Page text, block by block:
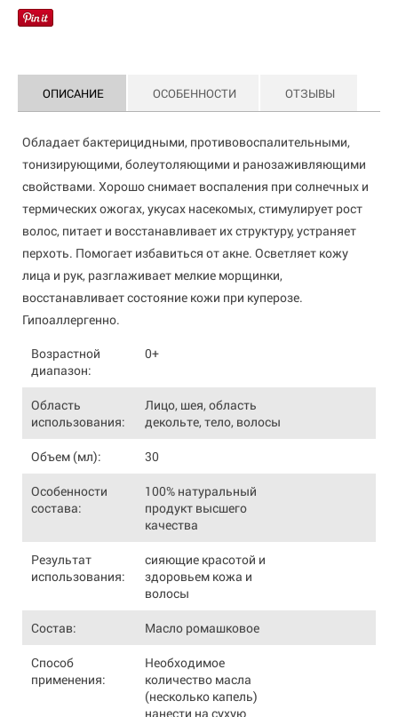
ОПИСАНИЕ ОСОБЕННОСТИ ОТЗЫВЫ
Обладает бактерицидными, противовоспалительными,
тонизирующими, болеутоляющими и ранозаживляющими
свойствами. Хорошо снимает воспаления при солнечных и
термических ожогах, укусах насекомых, стимулирует рост
волос, питает и восстанавливает их структуру, устраняет
перхоть. Помогает избавиться от акне. Осветляет кожу
лица и рук, разглаживает мелкие морщинки,
восстанавливает состояние кожи при куперозе.
Гипоаллергенно.
Возрастной
диапазон:
0+
Область
использования:
Лицо, шея, область
декольте, тело, волосы
Объем (мл): 30
Особенности
состава:
100% натуральный
продукт высшего
качества
Результат
использования:
сияющие красотой и
здоровьем кожа и
волосы
Состав: Масло ромашковое
Способ
применения:
Необходимое
количество масла
(несколько капель)
нанести на сухую